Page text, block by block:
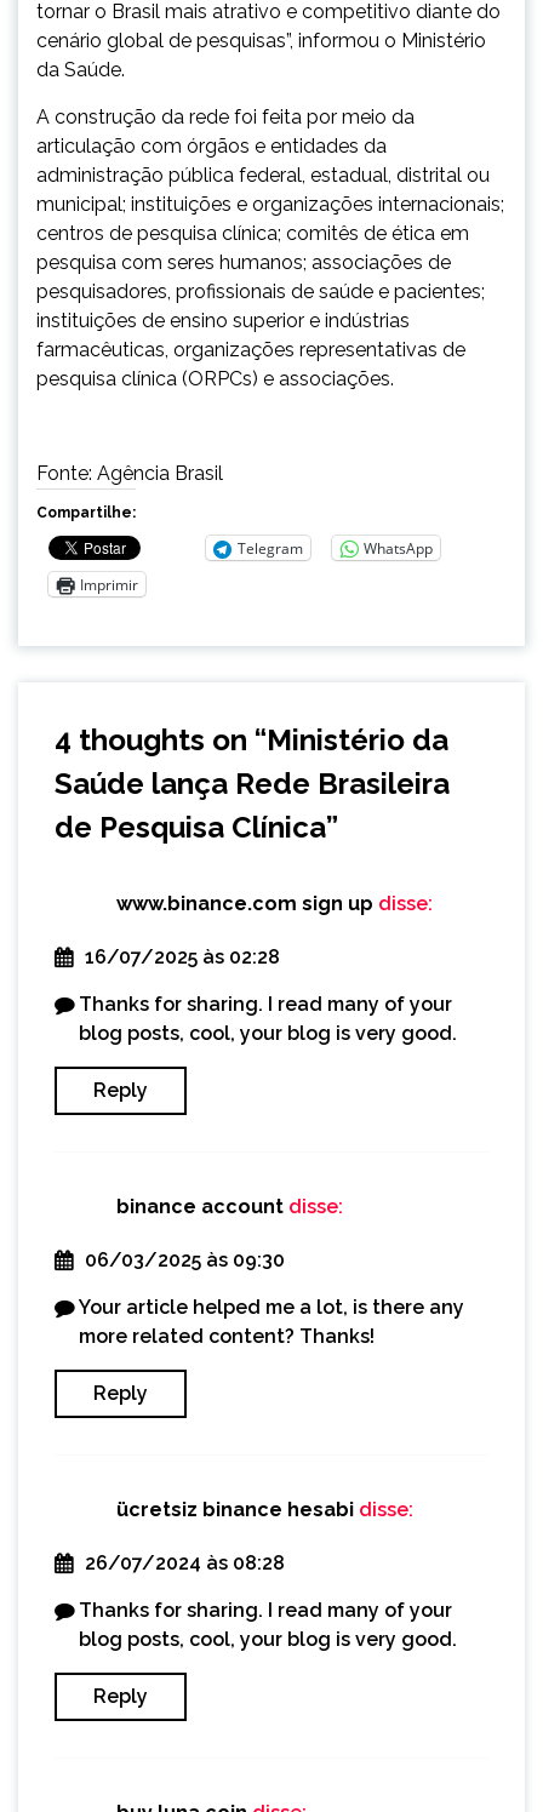
tornar o Brasil mais atrativo e competitivo diante do
cenário global de pesquisas”, informou o Ministério
da Saúde.
A construção da rede foi feita por meio da
articulação com órgãos e entidades da
administração pública federal, estadual, distrital ou
municipal; instituições e organizações internacionais;
centros de pesquisa clínica; comitês de ética em
pesquisa com seres humanos; associações de
pesquisadores, profissionais de saúde e pacientes;
instituições de ensino superior e indústrias
farmacêuticas, organizações representativas de
pesquisa clínica (ORPCs) e associações.
Fonte: Agência Brasil
Compartilhe:
Telegram
WhatsApp
Imprimir
4 thoughts on “Ministério da
Saúde lança Rede Brasileira
de Pesquisa Clínica”
www.binance.com sign up disse:
16/07/2025 às 02:28
Thanks for sharing. I read many of your
blog posts, cool, your blog is very good.
Reply
binance account disse:
06/03/2025 às 09:30
Your article helped me a lot, is there any
more related content? Thanks!
Reply
ücretsiz binance hesabi disse:
26/07/2024 às 08:28
Thanks for sharing. I read many of your
blog posts, cool, your blog is very good.
Reply